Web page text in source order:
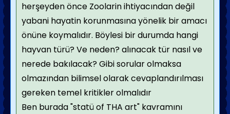
herşeyden önce Zoolarin ihtiyacından değil
yabani hayatin korunmasına yönelik bir amacı
önüne koymalıdır. Böylesi bir durumda hangi
hayvan türü? Ve neden? alınacak tür nasıl ve
nerede bakılacak? Gibi sorular olmaksa
olmazından bilimsel olarak cevaplandırılması
gereken temel kritikler olmalıdır
Ben burada "statü of THA art" kavramını